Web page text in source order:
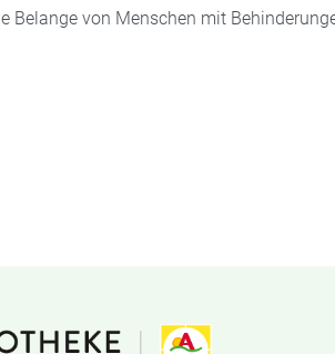
Belange von Menschen mit